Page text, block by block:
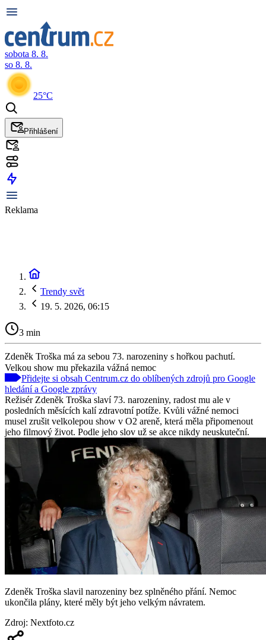
sobota 8. 8.
so 8. 8.
25°C
Přihlášení
Reklama
Trendy svět
19. 5. 2026, 06:15
3 min
Zdeněk Troška má za sebou 73. narozeniny s hořkou pachutí.
Velkou show mu překazila vážná nemoc
Přidejte si obsah Centrum.cz do oblíbených zdrojů pro Google
hledání a Google zprávy
Režisér Zdeněk Troška slaví 73. narozeniny, radost mu ale v
posledních měsících kalí zdravotní potíže. Kvůli vážné nemoci
musel zrušit velkolepou show v O2 areně, která měla připomenout
jeho filmový život. Podle jeho slov už se akce nikdy neuskuteční.
Zdeněk Troška slavil narozeniny bez splněného přání. Nemoc
ukončila plány, které měly být jeho velkým návratem.
Zdroj: Nextfoto.cz